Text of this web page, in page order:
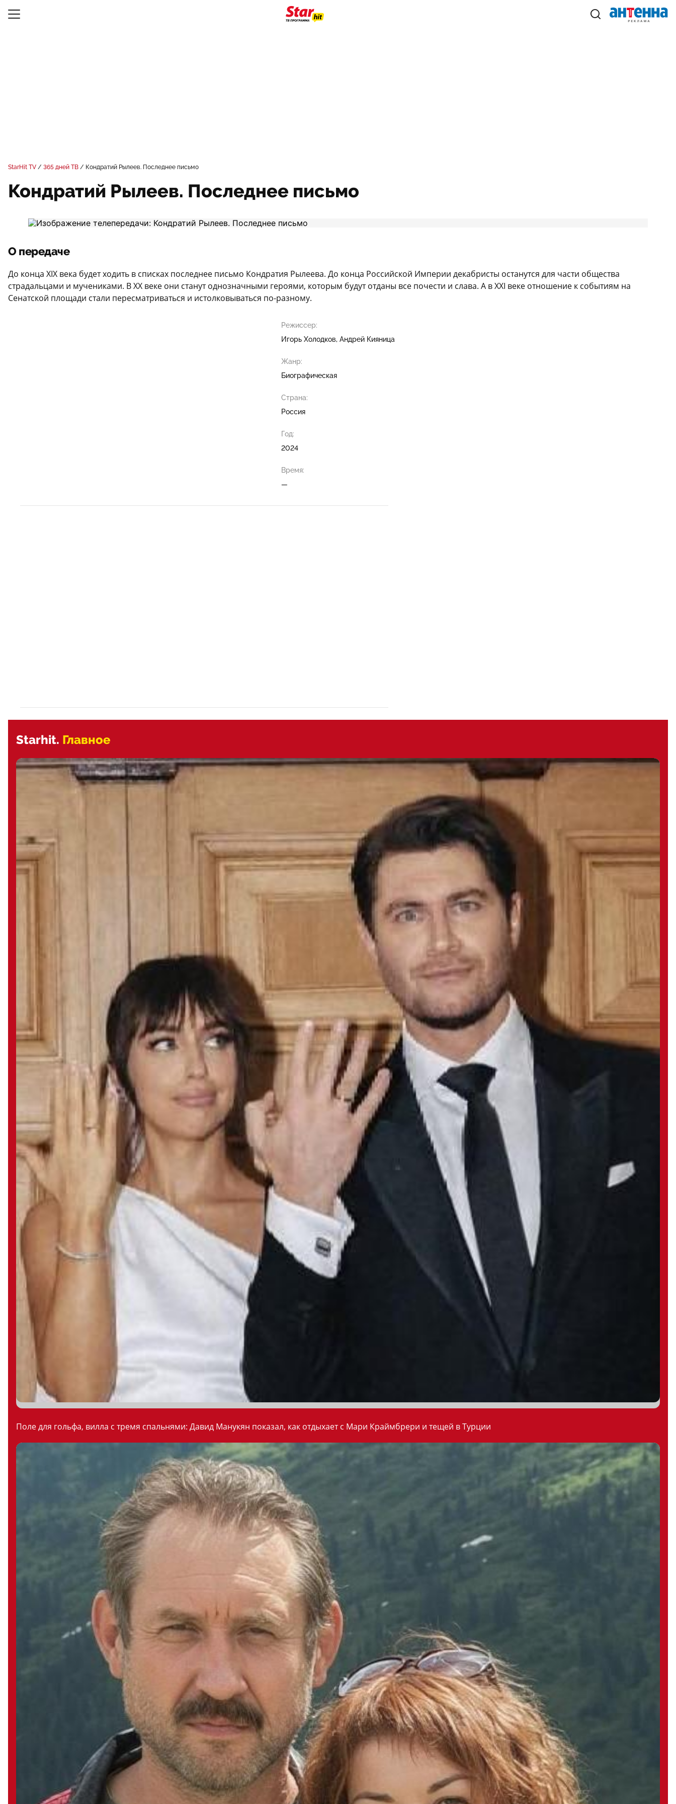
StarHit TV 365 дней ТВ Кондратий Рылеев. Последнее письмо
Кондратий Рылеев. Последнее письмо
О передаче
До конца XIX века будет ходить в списках последнее письмо Кондратия Рылеева. До конца Российской Империи декабристы останутся для части общества
страдальцами и мучениками. В ХХ веке они станут однозначными героями, которым будут отданы все почести и слава. А в XXI веке отношение к событиям на
Сенатской площади стали пересматриваться и истолковываться по-разному.
Режиссер:
Игорь Холодков Андрей Кияница
Жанр:
Биографическая
Страна:
Россия
Год:
2024
Время:
—
Starhit. Главное
Поле для гольфа, вилла с тремя спальнями: Давид Манукян показал, как отдыхает с Мари Краймбрери и тещей в Турции